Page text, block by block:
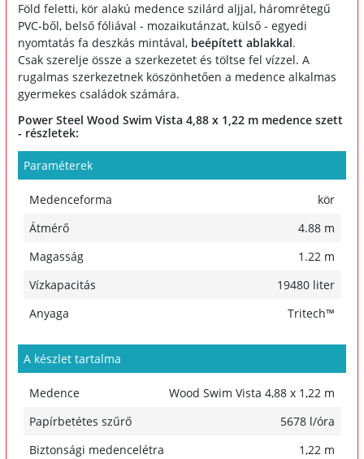
Föld feletti, kör alakú medence szilárd aljjal, háromrétegű
PVC-ből, belső fóliával - mozaikutánzat, külső - egyedi
nyomtatás fa deszkás mintával, beépített ablakkal.
Csak szerelje össze a szerkezetet és töltse fel vízzel. A
rugalmas szerkezetnek köszönhetően a medence alkalmas
gyermekes családok számára.
Power Steel Wood Swim Vista 4,88 x 1,22 m medence szett
- részletek:
Paraméterek
Medenceforma
kör
Átmérő
4.88 m
Magasság
1.22 m
Vízkapacitás
19480 liter
Anyaga
Tritech™
A készlet tartalma
Medence
Wood Swim Vista 4,88 x 1,22 m
Papírbetétes szűrő
5678 l/óra
Biztonsági medencelétra
1,22 m